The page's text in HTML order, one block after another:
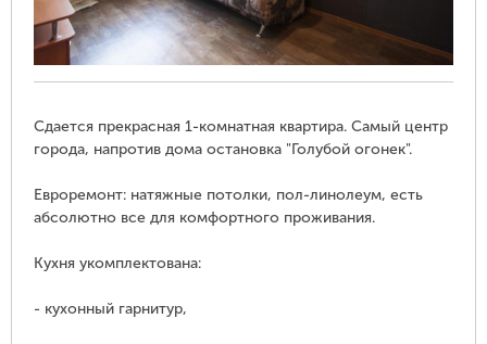
Сдается прекрасная 1-комнатная квартира. Самый центр
города, напротив дома остановка "Голубой огонек".
Евроремонт: натяжные потолки, пол-линолеум, есть
абсолютно все для комфортного проживания.
Кухня укомплектована:
- кухонный гарнитур,